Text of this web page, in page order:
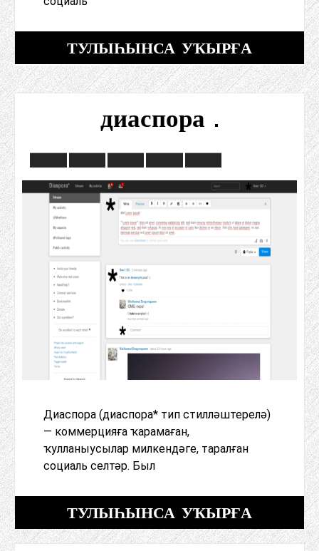
ТУЛЫҺЫНСА УҠЫРҒА
диаспора .
Диаспора (диаспора* тип стилләштерелә)
— коммерцияға ҡарамаған,
ҡулланыусылар милкендәге, таралған
социаль селтәр. Был
ТУЛЫҺЫНСА УҠЫРҒА